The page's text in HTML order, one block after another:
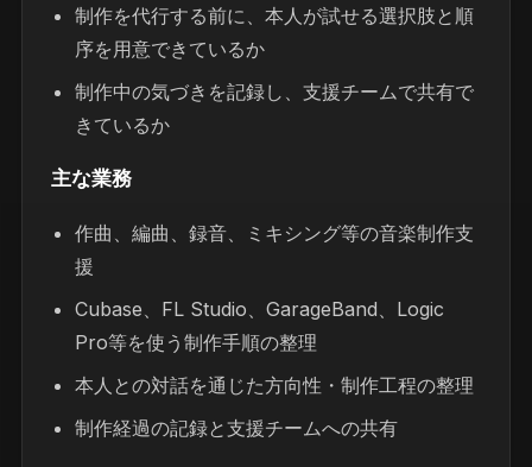
制作を代行する前に、本人が試せる選択肢と順
序を用意できているか
制作中の気づきを記録し、支援チームで共有で
きているか
主な業務
作曲、編曲、録音、ミキシング等の音楽制作支
援
Cubase、FL Studio、GarageBand、Logic
Pro等を使う制作手順の整理
本人との対話を通じた方向性・制作工程の整理
制作経過の記録と支援チームへの共有